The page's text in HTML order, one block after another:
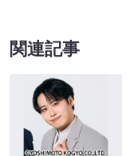
関連記事